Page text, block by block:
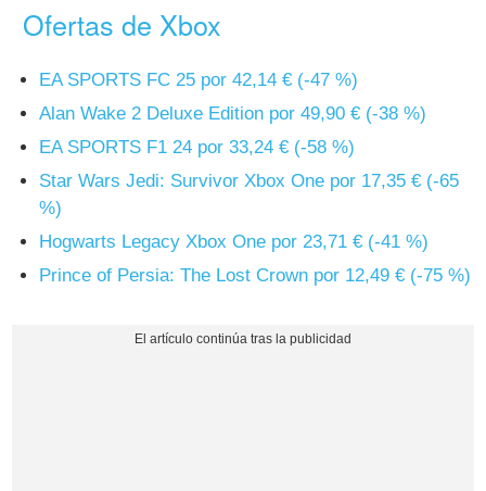
Ofertas de Xbox
EA SPORTS FC 25 por 42,14 € (-47 %)
Alan Wake 2 Deluxe Edition por 49,90 € (-38 %)
EA SPORTS F1 24 por 33,24 € (-58 %)
Star Wars Jedi: Survivor Xbox One por 17,35 € (-65
%)
Hogwarts Legacy Xbox One por 23,71 € (-41 %)
Prince of Persia: The Lost Crown por 12,49 € (-75 %)